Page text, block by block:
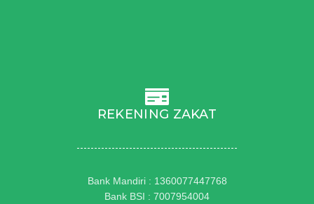
REKENING ZAKAT
Bank Mandiri : 1360077447768
Bank BSI : 7007954004